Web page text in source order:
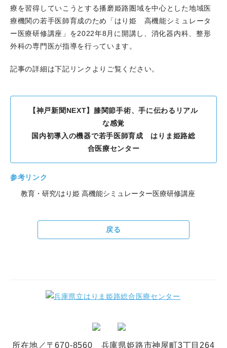
療を習得していこうとする播磨姫路圏域を中心とした地域医
療機関の若手医師育成のため「はり姫 高機能シミュレータ
ー医療研修講座」を2022年8月に開講し、消化器内科、整形
外科の専門医が指導を行っています。
記事の詳細は下記リンクよりご覧ください。
【神戸新聞NEXT】膝関節手術、手に伝わるリアル
な感覚
国内初導入の機器で若手医師育成 はりま姫路総
合医療センター
参考リンク
教育・研究/はり姫 高機能シミュレーター医療研修講座
戻る
所在地／〒670-8560 兵庫県姫路市神屋町3丁目264